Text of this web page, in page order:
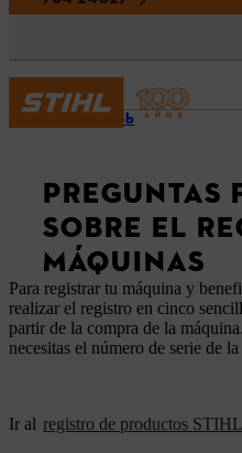
Sitio web
PREGUNTAS
SOBRE EL
MÁQUINAS
Para registrar tu máquina y
realizar el registro en cinco
partir de la compra de la
necesitas el número de serie de
Ir al registro de productos STIHL